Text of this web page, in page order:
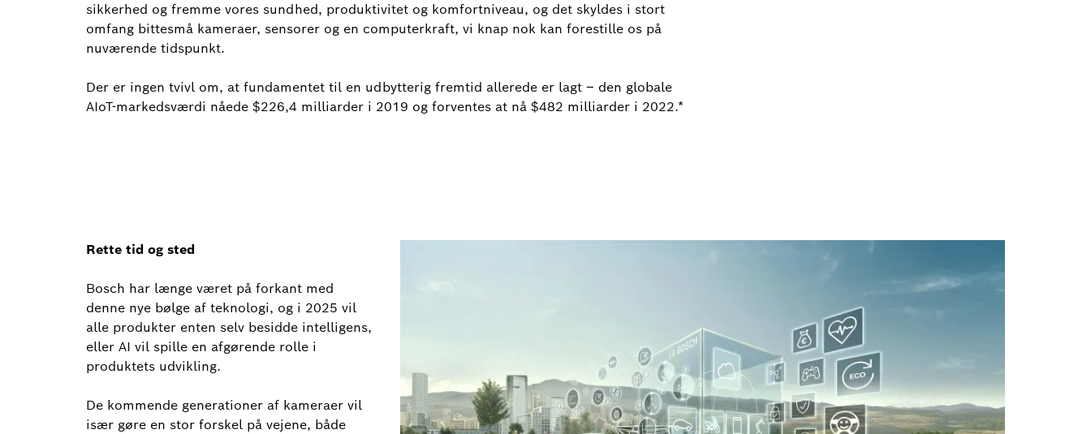
sikkerhed og fremme vores sundhed, produktivitet og komfortniveau, og det skyldes i stort
omfang bittesmå kameraer, sensorer og en computerkraft, vi knap nok kan forestille os på
nuværende tidspunkt.
Der er ingen tvivl om, at fundamentet til en udbytterig fremtid allerede er lagt – den globale
AIoT-markedsværdi nåede $226,4 milliarder i 2019 og forventes at nå $482 milliarder i 2022.*
Rette tid og sted
Bosch har længe været på forkant med
denne nye bølge af teknologi, og i 2025 vil
alle produkter enten selv besidde intelligens,
eller AI vil spille en afgørende rolle i
produktets udvikling.
De kommende generationer af kameraer vil
især gøre en stor forskel på vejene, både